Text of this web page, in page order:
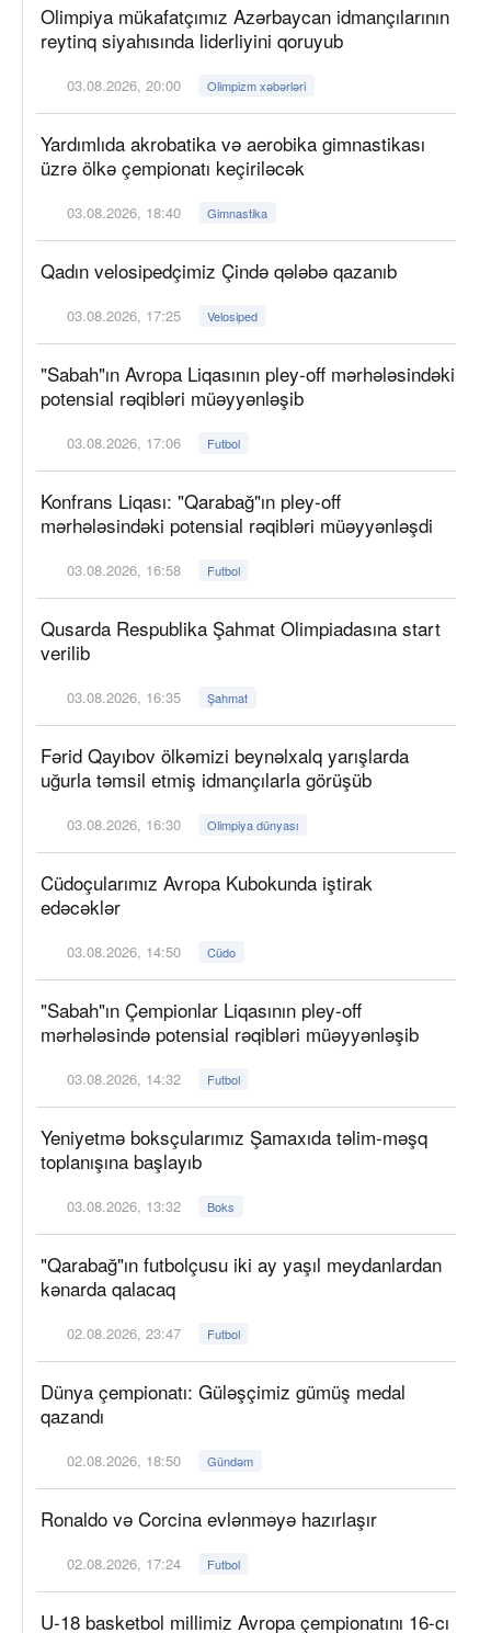
Olimpiya mükafatçımız Azərbaycan idmançılarının
reytinq siyahısında liderliyini qoruyub
03.08.2026, 20:00 Olimpizm xəbərləri
Yardımlıda akrobatika və aerobika gimnastikası
üzrə ölkə çempionatı keçiriləcək
03.08.2026, 18:40 Gimnastika
Qadın velosipedçimiz Çində qələbə qazanıb
03.08.2026, 17:25 Velosiped
"Sabah"ın Avropa Liqasının pley-off mərhələsindəki
potensial rəqibləri müəyyənləşib
03.08.2026, 17:06 Futbol
Konfrans Liqası: "Qarabağ"ın pley-off
mərhələsindəki potensial rəqibləri müəyyənləşdi
03.08.2026, 16:58 Futbol
Qusarda Respublika Şahmat Olimpiadasına start
verilib
03.08.2026, 16:35 Şahmat
Fərid Qayıbov ölkəmizi beynəlxalq yarışlarda
uğurla təmsil etmiş idmançılarla görüşüb
03.08.2026, 16:30 Olimpiya dünyası
Cüdoçularımız Avropa Kubokunda iştirak
edəcəklər
03.08.2026, 14:50 Cüdo
"Sabah"ın Çempionlar Liqasının pley-off
mərhələsində potensial rəqibləri müəyyənləşib
03.08.2026, 14:32 Futbol
Yeniyetmə boksçularımız Şamaxıda təlim-məşq
toplanışına başlayıb
03.08.2026, 13:32 Boks
"Qarabağ"ın futbolçusu iki ay yaşıl meydanlardan
kənarda qalacaq
02.08.2026, 23:47 Futbol
Dünya çempionatı: Güləşçimiz gümüş medal
qazandı
02.08.2026, 18:50 Gündəm
Ronaldo və Corcina evlənməyə hazırlaşır
02.08.2026, 17:24 Futbol
U-18 basketbol millimiz Avropa çempionatını 16-cı